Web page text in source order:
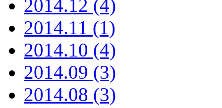
2014.12 (4)
2014.11 (1)
2014.10 (4)
2014.09 (3)
2014.08 (3)